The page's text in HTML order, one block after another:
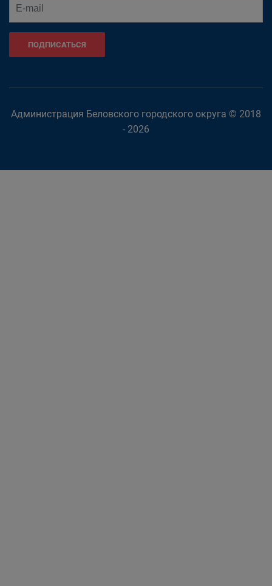
ПОДПИСАТЬСЯ
Администрация Беловского городского округа © 2018
- 2026